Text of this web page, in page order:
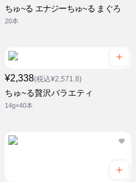
ちゅ~る エナジーちゅ~る まぐろ
20本
¥2,338(税込¥2,571.8)
ちゅ~る贅沢バラエティ
14g×40本